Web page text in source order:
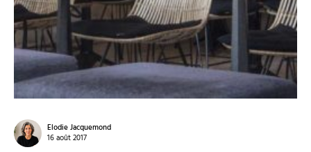
Elodie Jacquemond
16 août 2017